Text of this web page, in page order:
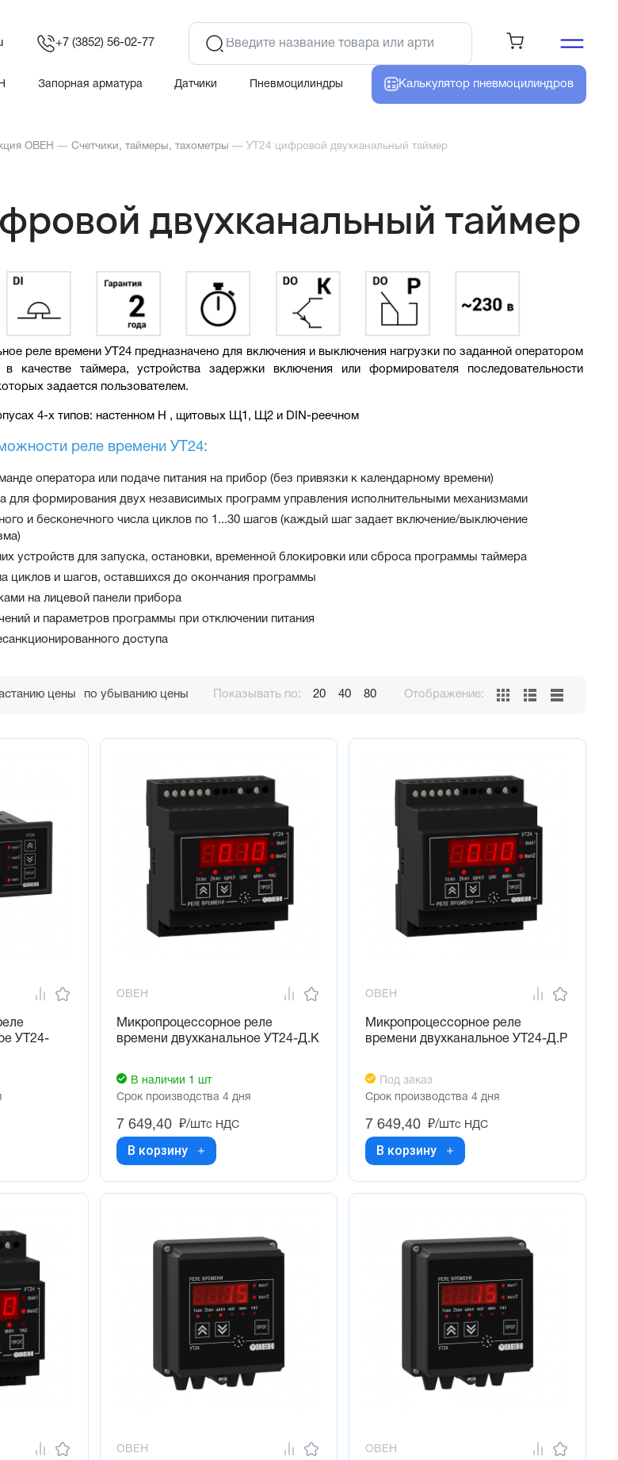
+7 (3852) 56-02-77
Запорная арматура Датчики Пневмоцилиндры Калькулятор пневмоцилиндров
ОВЕН — Счетчики, таймеры, тахометры — УТ24 цифровой двухканальный таймер
двухканальный таймер
реле времени УТ24 предназначено для включения и выключения нагрузки по заданной оператором
качестве таймера, устройства задержки включения или формирователя последовательности
задается пользователем.
4-х типов: настенном Н , щитовых Щ1, Щ2 и DIN-реечном
реле времени УТ24:
оператора или подаче питания на прибор (без привязки к календарному времени)
для формирования двух независимых программ управления исполнительными механизмами
и бесконечного числа циклов по 1...30 шагов (каждый шаг задает включение/выключение
устройств для запуска, остановки, временной блокировки или сброса программы таймера
циклов и шагов, оставшихся до окончания программы
на лицевой панели прибора
и параметров программы при отключении питания
доступа
цены по убыванию цены Показывать по: 20 40 80 Отображение:
УТ24-
ОВЕН
Микропроцессорное реле
времени двухканальное УТ24-Д.К
В наличии 1 шт
Срок производства 4 дня
7 649,40 ₽/штс НДС
В корзину
ОВЕН
Микропроцессорное реле
времени двухканальное УТ24-Д.Р
Под заказ
Срок производства 4 дня
7 649,40 ₽/штс НДС
В корзину
ОВЕН ОВЕН